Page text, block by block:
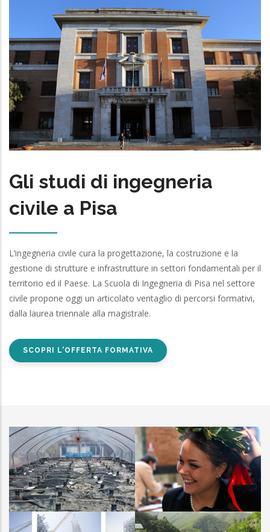
Gli studi di ingegneria
civile a Pisa
L’ingegneria civile cura la progettazione, la costruzione e la
gestione di strutture e infrastrutture in settori fondamentali per il
territorio ed il Paese. La Scuola di Ingegneria di Pisa nel settore
civile propone oggi un articolato ventaglio di percorsi formativi,
dalla laurea triennale alla magistrale.
SCOPRI L'OFFERTA FORMATIVA
IITT
Galleria Lauree
magistrali